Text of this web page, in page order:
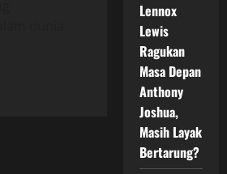
Lennox
Lewis
Ragukan
Masa Depan
Anthony
Joshua,
Masih Layak
Bertarung?